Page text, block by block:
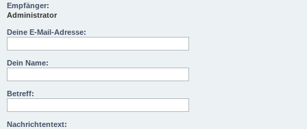
Empfänger:
Administrator
Deine E-Mail-Adresse:
Dein Name:
Betreff:
Nachrichtentext: